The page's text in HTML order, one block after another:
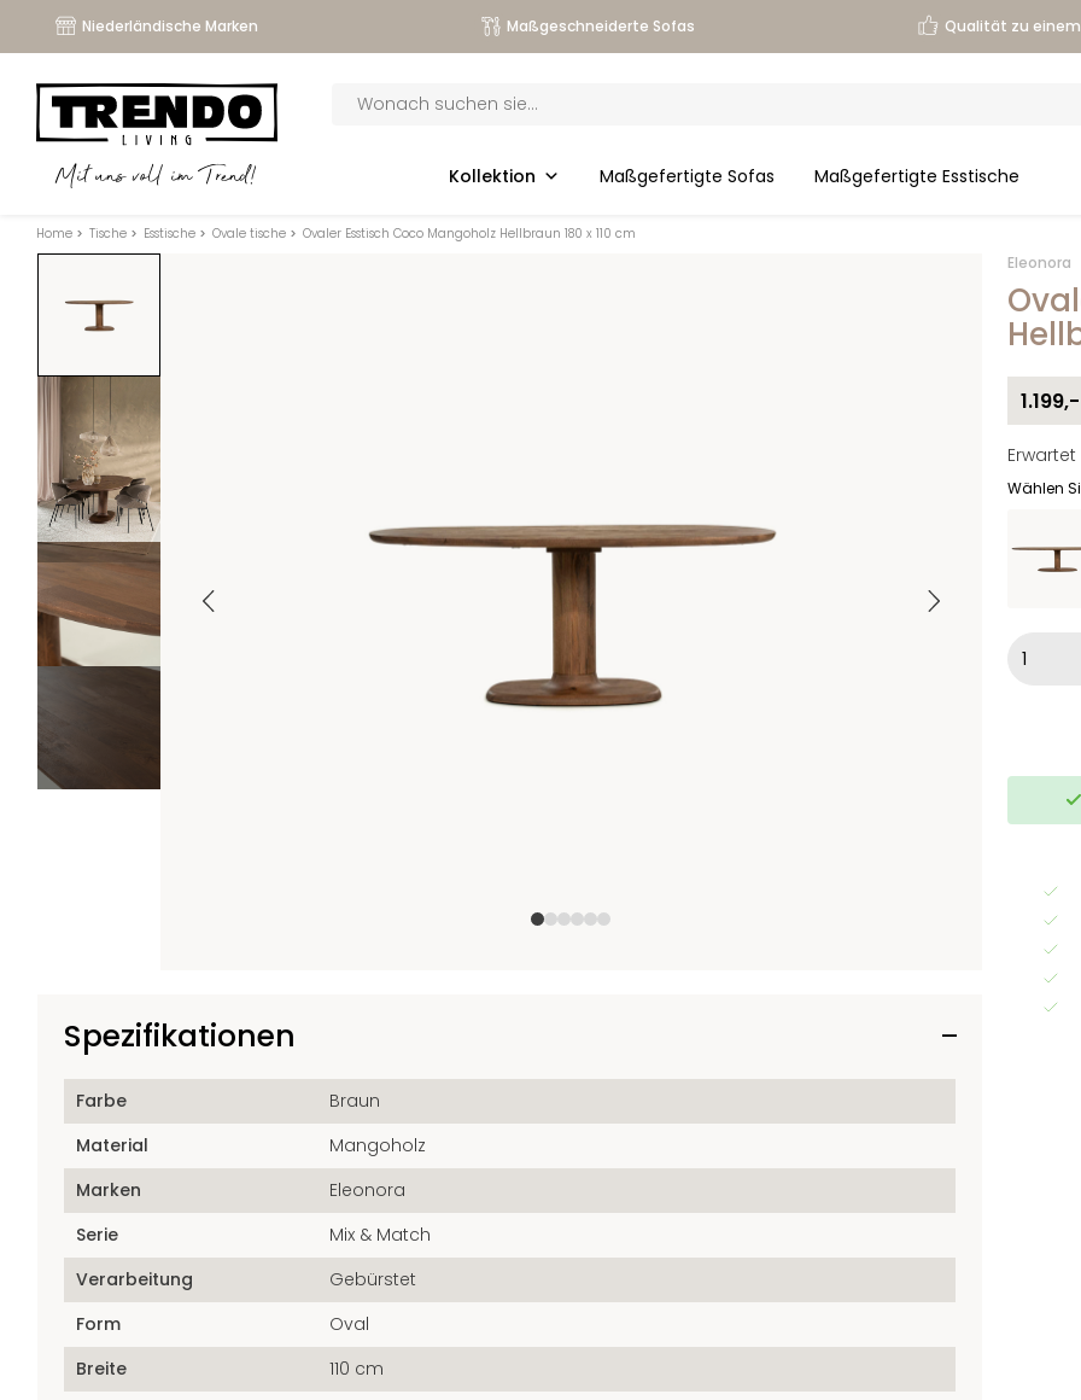
Niederländische Marken Maßgeschneiderte Sofas Qualität zu
Mit uns voll im Trend!
search
Kollektion Maßgefertigte Sofas Maßgefertigte Esstische
Home > Tische > Esstische > Ovale tische > Ovaler Esstisch Coco Mangoholz Hellbraun 180 x 110 cm
Spezifikationen
Farbe
Braun
Material
Mangoholz
Marken
Eleonora
Serie
Mix & Match
Verarbeitung
Gebürstet
Form
Oval
Breite
110 cm
Eleonora
1.199,-
Erwartet
Wählen